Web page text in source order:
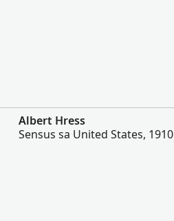
Albert Hress
Sensus sa United States, 1910